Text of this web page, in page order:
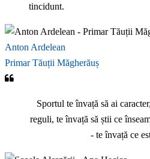
tincidunt.
Anton Ardelean
Primar Tăuții Măgherăuș
Sportul te învață să ai
reguli, te învață să știi ce
- te învață ce